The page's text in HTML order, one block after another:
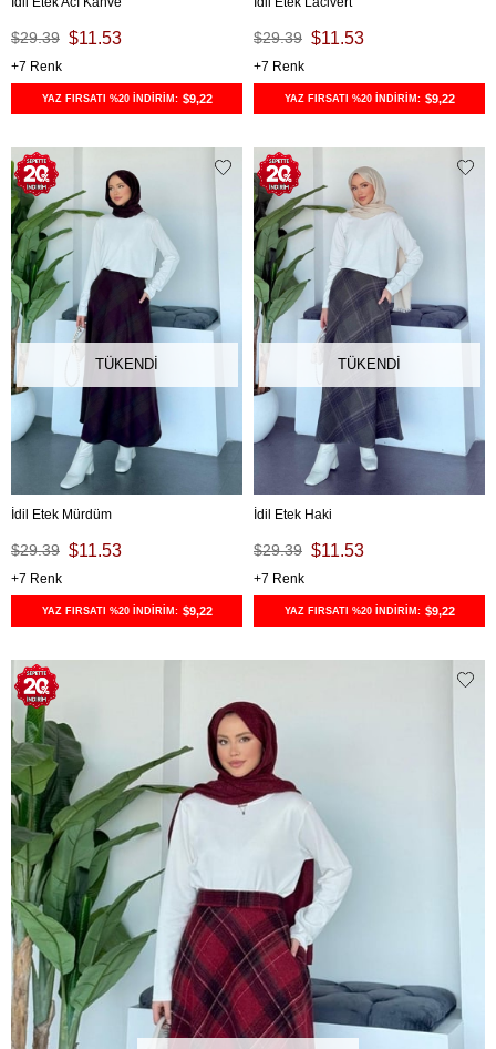
$11.53
$29.39
7
YAZ FIRSATI %20 İNDİRİM: $9,22
$11.53
$29.39
7
YAZ FIRSATI %20 İNDİRİM: $9,22
TÜKENDI
İdil Etek Mürdüm
$11.53
$29.39
7
YAZ FIRSATI %20 İNDİRİM: $9,22
TÜKENDI
İdil Etek Haki
$11.53
$29.39
7
YAZ FIRSATI %20 İNDİRİM: $9,22